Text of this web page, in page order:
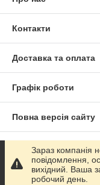
Контакти
Доставка та оплата
Графік роботи
Повна версія сайту
Сайт створено на
Політика
Зараз компанія
повідомлення,
вихідний. Ваша
робочий день.